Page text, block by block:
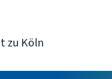
zu Köln